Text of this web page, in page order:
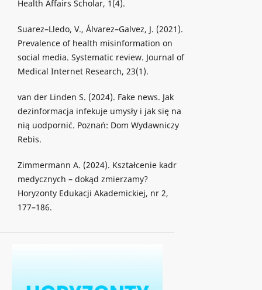
Health Affairs Scholar, 1(4).
Suarez–Lledo, V., Álvarez–Galvez, J. (2021).
Prevalence of health misinformation on
social media. Systematic review. Journal of
Medical Internet Research, 23(1).
van der Linden S. (2024). Fake news. Jak
dezinformacja infekuje umysły i jak się na
nią uodpornić. Poznań: Dom Wydawniczy
Rebis.
Zimmermann A. (2024). Kształcenie kadr
medycznych – dokąd zmierzamy?
Horyzonty Edukacji Akademickiej, nr 2,
177–186.